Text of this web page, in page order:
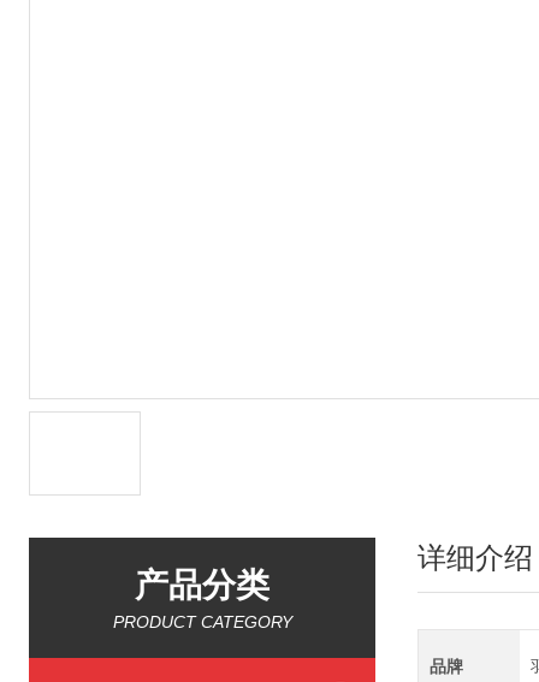
产品分类
PRODUCT CATEGORY
详细介绍
品牌